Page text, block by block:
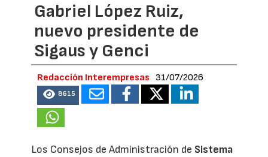
Gabriel López Ruiz,
nuevo presidente de
Sigaus y Genci
Redacción Interempresas 31/07/2026
8615
Los Consejos de Administración de Sistema